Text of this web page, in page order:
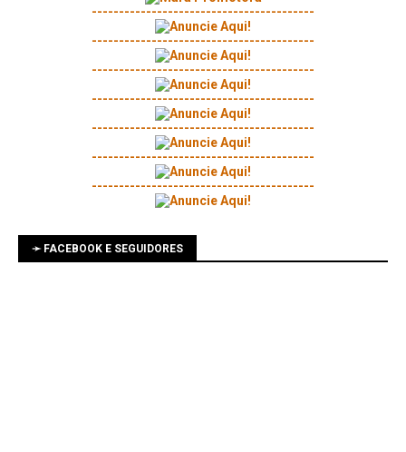
-----------------------------------------
-----------------------------------------
-----------------------------------------
-----------------------------------------
-----------------------------------------
-----------------------------------------
-----------------------------------------
➛ FACEBOOK E SEGUIDORES